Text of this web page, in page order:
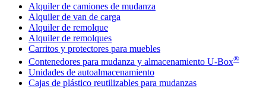
Alquiler de camiones de mudanza
Alquiler de van de carga
Alquiler de remolque
Alquiler de remolques
Carritos y protectores para muebles
Contenedores para mudanza y almacenamiento U-Box®
Unidades de autoalmacenamiento
Cajas de plástico reutilizables para mudanzas